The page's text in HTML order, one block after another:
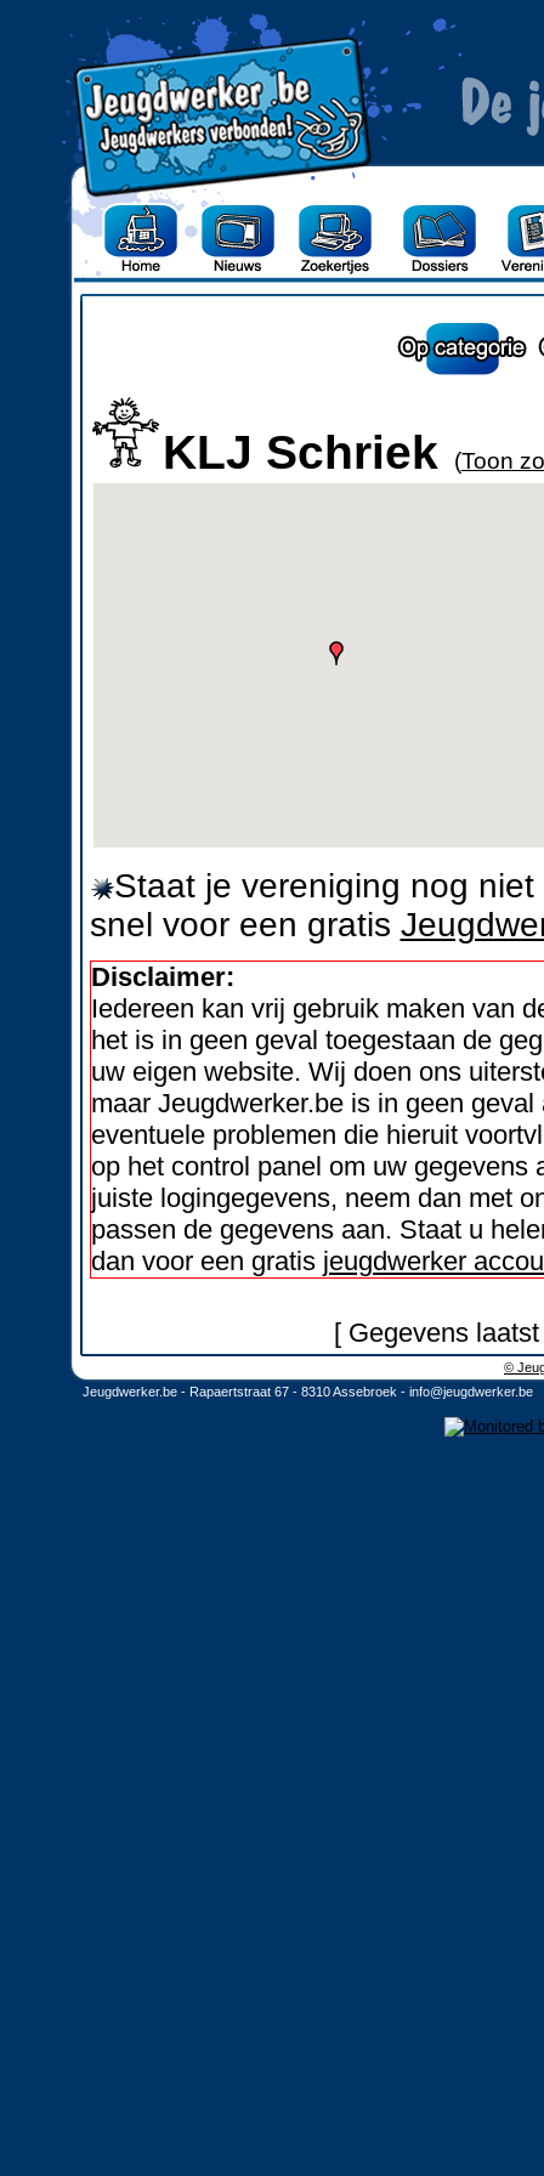
KLJ Schriek (Toon
Staat je vereniging nog
snel voor een gratis
Disclaimer:
Iedereen kan vrij gebruik maken van
het is in geen geval toegestaan de
uw eigen website. Wij doen ons
maar Jeugdwerker.be is in geen
eventuele problemen die hieruit
op het control panel om uw
juiste logingegevens, neem dan met
passen de gegevens aan. Staat u
dan voor een gratis jeugdwerker
[ Gegevens
©
Jeugdwerker.be - Rapaertstraat 67 - 8310 Assebroek - info@jeugdwerker.be